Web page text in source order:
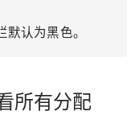
认为黑色。
所有分配